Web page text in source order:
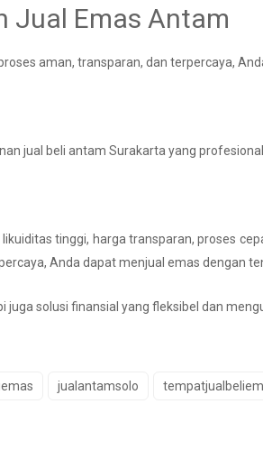
Jual Emas Antam
aman, transparan, dan terpercaya,
jual beli antam Surakarta yang
tinggi, harga transparan, proses
Anda dapat menjual emas dengan
solusi finansial yang fleksibel dan
jualantamsolo